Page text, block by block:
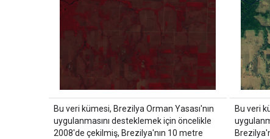
Bu veri kümesi, Brezilya Orman Yasası'nın
uygulanmasını desteklemek için öncelikle
2008'de çekilmiş, Brezilya'nın 10 metre
Bu veri